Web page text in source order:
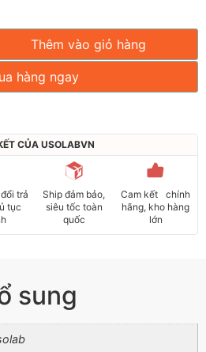
Thêm vào giỏ hàng
hàng ngay
CỦA USOLABVN
trả
tục
Ship đảm bảo,
siêu tốc toàn
quốc
Cam kết chính
hãng, kho hàng
lớn
sung